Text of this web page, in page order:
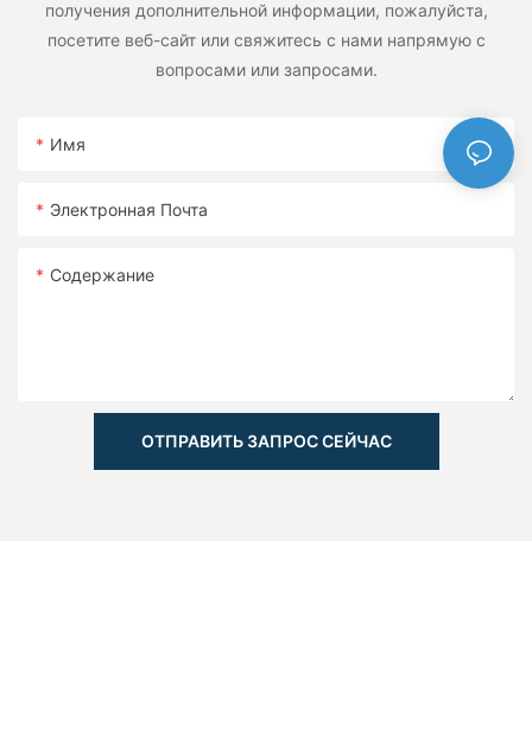
получения дополнительной информации, пожалуйста,
посетите веб-сайт или свяжитесь с нами напрямую с
вопросами или запросами.
Имя
Электронная Почта
Содержание
ОТПРАВИТЬ ЗАПРОС СЕЙЧАС